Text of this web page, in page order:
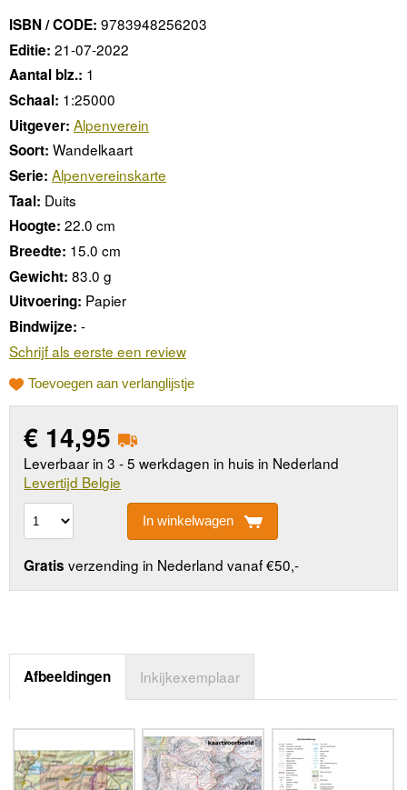
ISBN / CODE: 9783948256203
Editie: 21-07-2022
Aantal blz.: 1
Schaal: 1:25000
Uitgever: Alpenverein
Soort: Wandelkaart
Serie: Alpenvereinskarte
Taal: Duits
Hoogte: 22.0 cm
Breedte: 15.0 cm
Gewicht: 83.0 g
Uitvoering: Papier
Bindwijze: -
Schrijf als eerste een review
Toevoegen aan verlanglijstje
€ 14,95
Leverbaar in 3 - 5 werkdagen in huis in Nederland
Levertijd Belgie
In winkelwagen
Gratis verzending in Nederland vanaf €50,-
Afbeeldingen Inkijkexemplaar